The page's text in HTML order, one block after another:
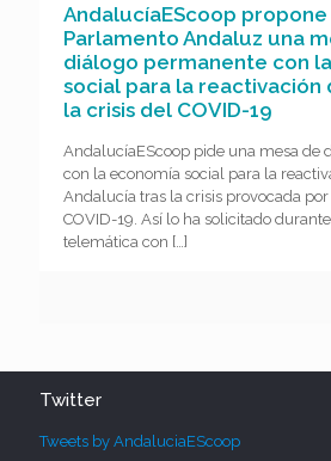
AndalucíaEScoop
Parlamento Andaluz una
diálogo permanente con
social para la reactivación
la crisis del COVID-19
AndalucíaEScoop pide una mesa de
con la economía social para la
Andalucía tras la crisis provocada
COVID-19. Así lo ha solicitado
telemática con […]
Twitter
Tweets by AndaluciaEScoop